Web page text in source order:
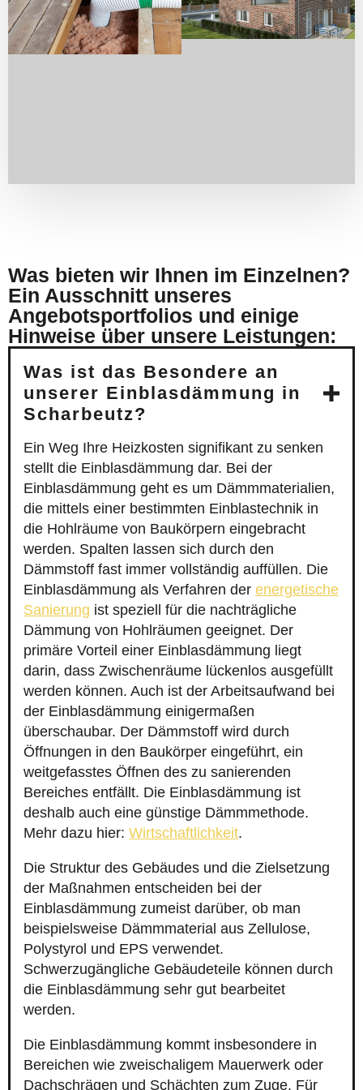
Was bieten wir Ihnen im Einzelnen?
Ein Ausschnitt unseres
Angebotsportfolios und einige
Hinweise über unsere Leistungen:
Was ist das Besondere an
unserer Einblasdämmung in
Scharbeutz?
Ein Weg Ihre Heizkosten signifikant zu senken
stellt die Einblasdämmung dar. Bei der
Einblasdämmung geht es um Dämmmaterialien,
die mittels einer bestimmten Einblastechnik in
die Hohlräume von Baukörpern eingebracht
werden. Spalten lassen sich durch den
Dämmstoff fast immer vollständig auffüllen. Die
Einblasdämmung als Verfahren der energetische
Sanierung ist speziell für die nachträgliche
Dämmung von Hohlräumen geeignet. Der
primäre Vorteil einer Einblasdämmung liegt
darin, dass Zwischenräume lückenlos ausgefüllt
werden können. Auch ist der Arbeitsaufwand bei
der Einblasdämmung einigermaßen
überschaubar. Der Dämmstoff wird durch
Öffnungen in den Baukörper eingeführt, ein
weitgefasstes Öffnen des zu sanierenden
Bereiches entfällt. Die Einblasdämmung ist
deshalb auch eine günstige Dämmmethode.
Mehr dazu hier: Wirtschaftlichkeit.
Die Struktur des Gebäudes und die Zielsetzung
der Maßnahmen entscheiden bei der
Einblasdämmung zumeist darüber, ob man
beispielsweise Dämmmaterial aus Zellulose,
Polystyrol und EPS verwendet.
Schwerzugängliche Gebäudeteile können durch
die Einblasdämmung sehr gut bearbeitet
werden.
Die Einblasdämmung kommt insbesondere in
Bereichen wie zweischaligem Mauerwerk oder
Dachschrägen und Schächten zum Zuge. Für